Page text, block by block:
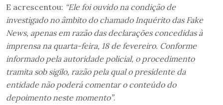
E acrescentou: “Ele foi ouvido na condição de
investigado no âmbito do chamado Inquérito das Fake
News, apenas em razão das declarações concedidas à
imprensa na quarta-feira, 18 de fevereiro. Conforme
informado pela autoridade policial, o procedimento
tramita sob sigilo, razão pela qual o presidente da
entidade não poderá comentar o conteúdo do
depoimento neste momento”.